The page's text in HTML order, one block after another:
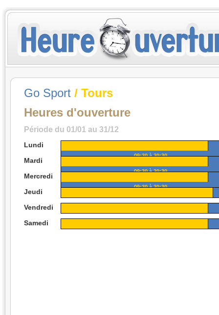
Go Sport / Tours
Heures d'ouverture
Période du 01/01 au 31/12
Lundi
09:30 à 20:30
Mardi
09:30 à 20:30
Mercredi
09:30 à 20:30
Jeudi
Vendredi
Samedi